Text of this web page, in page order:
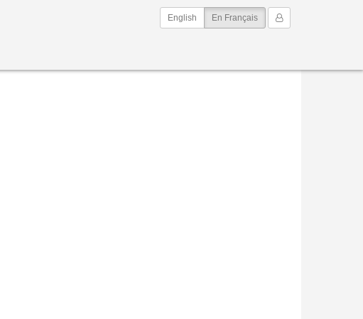
Mon Compte
English En Français(current)